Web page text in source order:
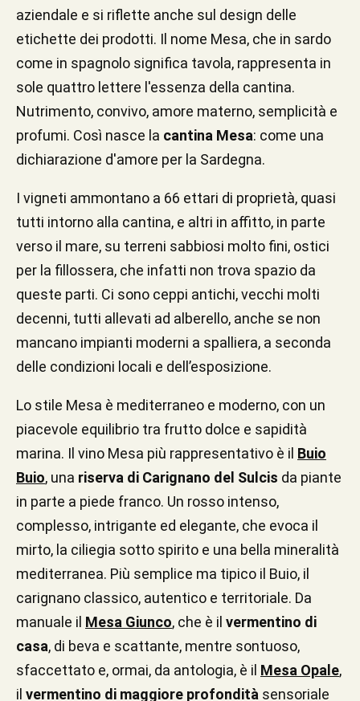
aziendale e si riflette anche sul design delle
etichette dei prodotti. Il nome Mesa, che in sardo
come in spagnolo significa tavola, rappresenta in
sole quattro lettere l'essenza della cantina.
Nutrimento, convivo, amore materno, semplicità e
profumi. Così nasce la cantina Mesa: come una
dichiarazione d'amore per la Sardegna.
I vigneti ammontano a 66 ettari di proprietà, quasi
tutti intorno alla cantina, e altri in affitto, in parte
verso il mare, su terreni sabbiosi molto fini, ostici
per la fillossera, che infatti non trova spazio da
queste parti. Ci sono ceppi antichi, vecchi molti
decenni, tutti allevati ad alberello, anche se non
mancano impianti moderni a spalliera, a seconda
delle condizioni locali e dell’esposizione.
Lo stile Mesa è mediterraneo e moderno, con un
piacevole equilibrio tra frutto dolce e sapidità
marina. Il vino Mesa più rappresentativo è il Buio
Buio, una riserva di Carignano del Sulcis da piante
in parte a piede franco. Un rosso intenso,
complesso, intrigante ed elegante, che evoca il
mirto, la ciliegia sotto spirito e una bella mineralità
mediterranea. Più semplice ma tipico il Buio, il
carignano classico, autentico e territoriale. Da
manuale il Mesa Giunco, che è il vermentino di
casa, di beva e scattante, mentre sontuoso,
sfaccettato e, ormai, da antologia, è il Mesa Opale,
il vermentino di maggiore profondità sensoriale